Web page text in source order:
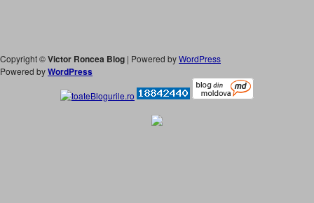
Copyright ©Victor Roncea Blog | Powered byWordPress
Powered byWordPress